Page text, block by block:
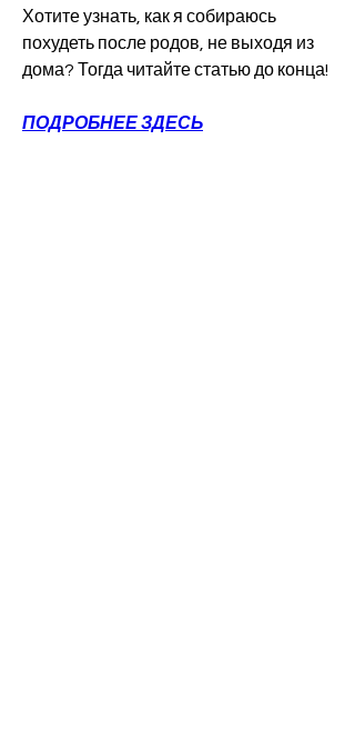
Хотите узнать, как я собираюсь
похудеть после родов, не выходя из
дома? Тогда читайте статью до конца!
ПОДРОБНЕЕ ЗДЕСЬ